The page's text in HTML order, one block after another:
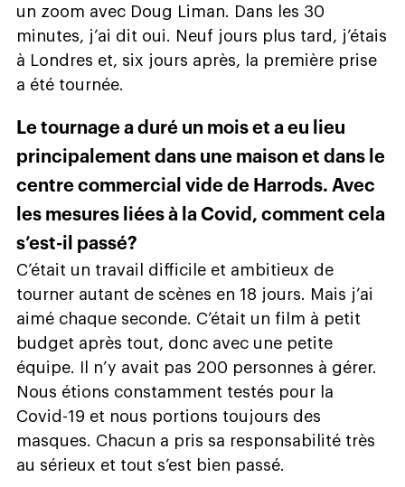
un zoom avec Doug Liman. Dans les 30
minutes, j’ai dit oui. Neuf jours plus tard, j’étais
à Londres et, six jours après, la première prise
a été tournée.
Le tournage a duré un mois et a eu lieu
principalement dans une maison et dans le
centre commercial vide de Harrods. Avec
les mesures liées à la Covid, comment cela
s’est-il passé?
C’était un travail difficile et ambitieux de
tourner autant de scènes en 18 jours. Mais j’ai
aimé chaque seconde. C’était un film à petit
budget après tout, donc avec une petite
équipe. Il n’y avait pas 200 personnes à gérer.
Nous étions constamment testés pour la
Covid-19 et nous portions toujours des
masques. Chacun a pris sa responsabilité très
au sérieux et tout s’est bien passé.